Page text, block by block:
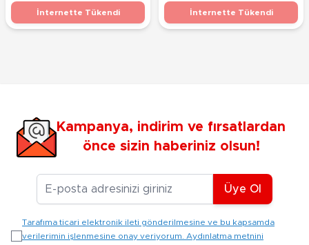
İnternette Tükendi İnternette Tükendi
Kampanya, indirim ve fırsatlardan
önce sizin haberiniz olsun!
E-posta Adresiniz
Üye Ol
Tarafıma ticari elektronik ileti gönderilmesine ve bu kapsamda
verilerimin işlenmesine onay veriyorum. Aydınlatma metnini